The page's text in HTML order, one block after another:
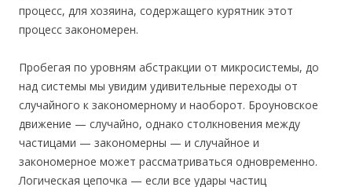
процесс, для хозяина, содержащего курятник этот
процесс закономерен.
Пробегая по уровням абстракции от микросистемы, до
над системы мы увидим удивительные переходы от
случайного к закономерному и наоборот. Броуновское
движение — случайно, однако столкновения между
частицами — закономерны — и случайное и
закономерное может рассматриваться одновременно.
Логическая цепочка — если все удары частиц